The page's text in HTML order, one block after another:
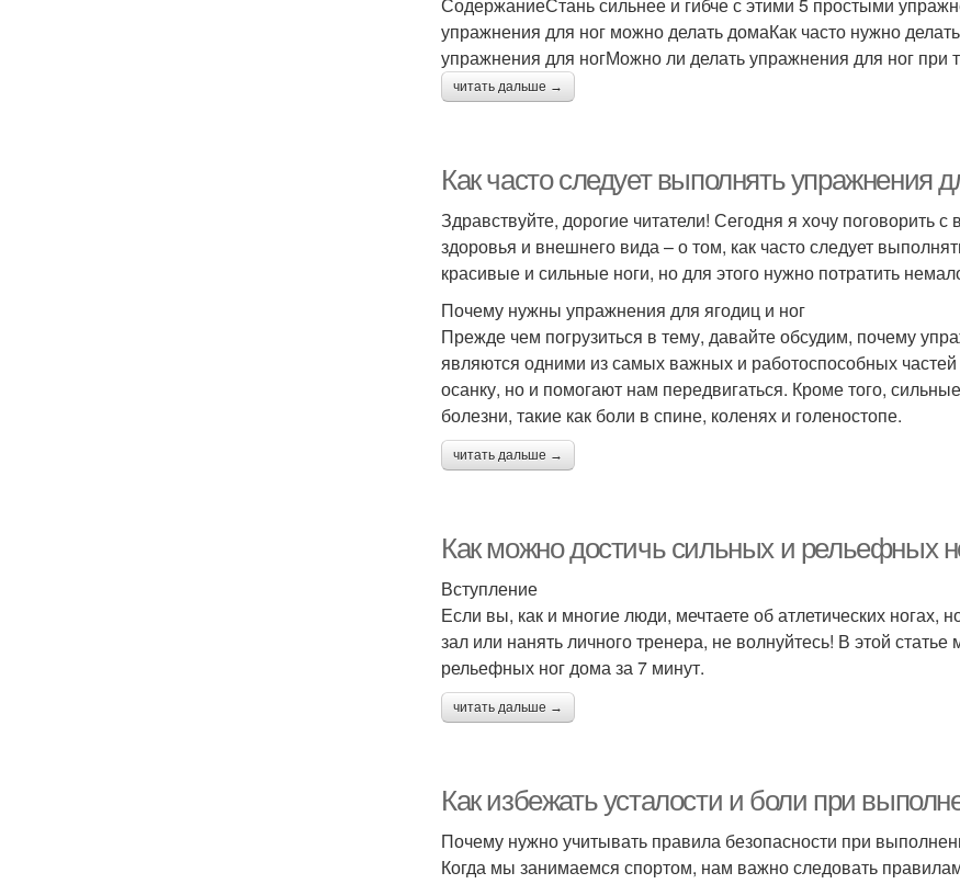
упражнения для ног можно делать домаКак часто нужно
упражнения для ногМожно ли делать упражнения для ног при
читать дальше →
Как часто следует выполнять упражнения
Здравствуйте, дорогие читатели! Сегодня я хочу
здоровья и внешнего вида – о том, как часто следует
красивые и сильные ноги, но для этого нужно потратить
Почему нужны упражнения для ягодиц и ног
Прежде чем погрузиться в тему, давайте обсудим, почему
являются одними из самых важных и работоспособных
осанку, но и помогают нам передвигаться. Кроме того,
болезни, такие как боли в спине, коленях и голеностопе.
читать дальше →
Как можно достичь сильных и рельефных
Вступление
Если вы, как и многие люди, мечтаете об атлетических
зал или нанять личного тренера, не волнуйтесь! В этой
рельефных ног дома за 7 минут.
читать дальше →
Как избежать усталости и боли при
Почему нужно учитывать правила безопасности при
Когда мы занимаемся спортом, нам важно следовать